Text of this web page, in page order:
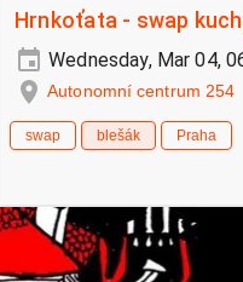
Hrnkoťata - swap
Wednesday, Mar 04,
Autonomní centrum 254
swap blešák Praha